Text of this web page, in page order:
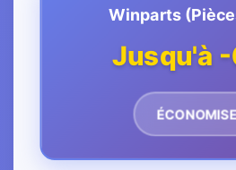
Winparts
Jusqu'à